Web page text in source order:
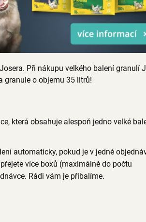
Při nákupu velkého balení granulí
granule o objemu 35 litrů!
která obsahuje alespoň jedno velké
automaticky, pokud je v jedné
více boxů (maximálně do počtu
Rádi vám je přibalíme.